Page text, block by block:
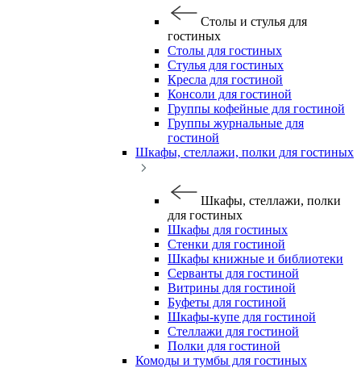
Столы и стулья для
гостиных
Столы для гостиных
Стулья для гостиных
Кресла для гостиной
Консоли для гостиной
Группы кофейные для гостиной
Группы журнальные для
гостиной
Шкафы, стеллажи, полки для гостиных
Шкафы, стеллажи, полки
для гостиных
Шкафы для гостиных
Стенки для гостиной
Шкафы книжные и библиотеки
Серванты для гостиной
Витрины для гостиной
Буфеты для гостиной
Шкафы-купе для гостиной
Стеллажи для гостиной
Полки для гостиной
Комоды и тумбы для гостиных